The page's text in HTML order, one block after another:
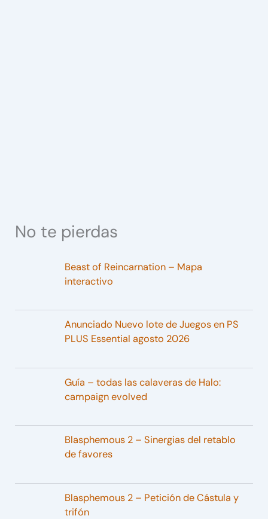
No te pierdas
Beast of Reincarnation – Mapa
interactivo
Anunciado Nuevo lote de Juegos en PS
PLUS Essential agosto 2026
Guía – todas las calaveras de Halo:
campaign evolved
Blasphemous 2 – Sinergias del retablo
de favores
Blasphemous 2 – Petición de Cástula y
trifón